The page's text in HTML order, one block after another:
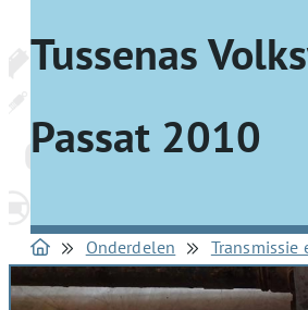
Tussenas
Passat 2010
Onderdelen
Transmissie
Tussenassen